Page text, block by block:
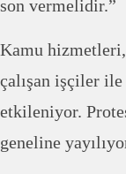
son vermelidir.”
Kamu
çalışan işçiler
etkileniyor.
geneline